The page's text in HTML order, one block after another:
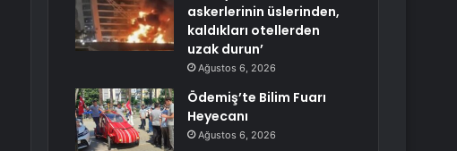
askerlerinin üslerinden,
kaldıkları otellerden
uzak durun’
Ağustos 6, 2026
Ödemiş’te Bilim Fuarı
Heyecanı
Ağustos 6, 2026